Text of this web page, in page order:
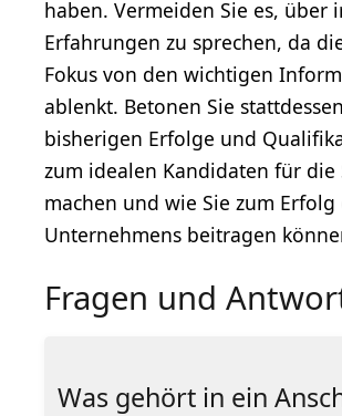
haben. Vermeiden Sie es, über
Erfahrungen zu sprechen, da
Fokus von den wichtigen
ablenkt. Betonen Sie
bisherigen Erfolge und
zum idealen Kandidaten für die
machen und wie Sie zum Erfolg
Unternehmens beitragen
Fragen und
Was gehört in ein